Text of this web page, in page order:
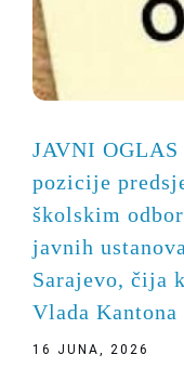
JAVNI
pozicije
školskim
javnih
Sarajevo, čija
Vlada Kantona
16 JUNA, 2026